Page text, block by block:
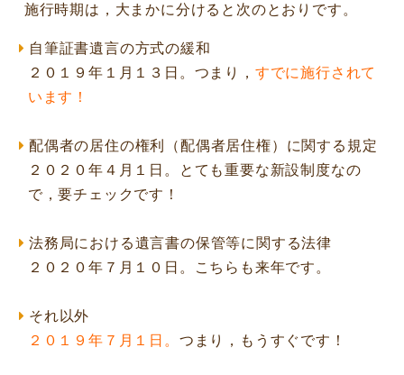
施行時期は，大まかに分けると次のとおりです。
自筆証書遺言の方式の緩和
２０１９年１月１３日。つまり， すでに施行されて
います！
配偶者の居住の権利（配偶者居住権）に関する規定
２０２０年４月１日。とても重要な新設制度なの
で，要チェックです！
法務局における遺言書の保管等に関する法律
２０２０年７月１０日。こちらも来年です。
それ以外
２０１９年７月１日。 つまり，もうすぐです！